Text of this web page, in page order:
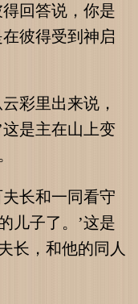
回答说，你是
彼得受到神启
彩里出来说，
是主在山上变
长和一同看守
儿子了。’这是
长，和他的同人